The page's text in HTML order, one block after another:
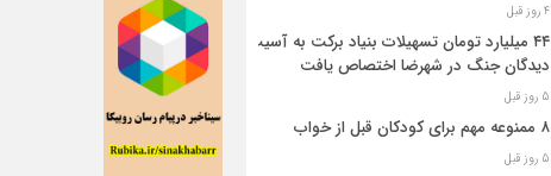
4 روز قبل
۴۴ میلیارد تومان تسهیلات بنیاد برکت به آسیب
دیدگان جنگ در شهرضا اختصاص یافت
5 روز قبل
۸ ممنوعه مهم برای کودکان قبل از خواب
5 روز قبل